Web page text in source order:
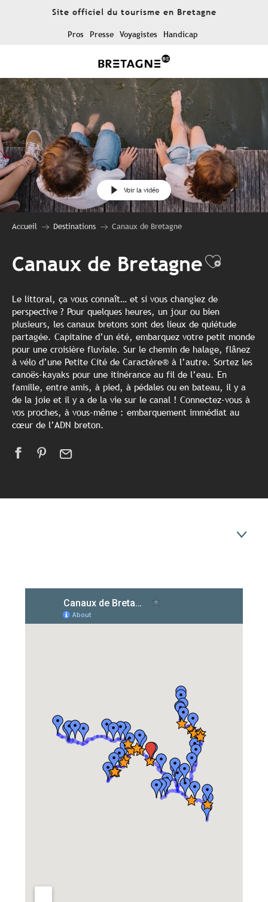
Site officiel du tourisme en Bretagne
Pros Presse Voyagistes Handicap
Voir la vidéo
Accueil Destinations Canaux de Bretagne
Canaux de Bretagne
Le littoral, ça vous connaît… et si vous changiez de
perspective ? Pour quelques heures, un jour ou bien
plusieurs, les canaux bretons sont des lieux de quiétude
partagée. Capitaine d’un été, embarquez votre petit monde
pour une croisière fluviale. Sur le chemin de halage, flânez
à vélo d’une Petite Cité de Caractère® à l’autre. Sortez les
canoës-kayaks pour une itinérance au fil de l’eau. En
famille, entre amis, à pied, à pédales ou en bateau, il y a
de la joie et il y a de la vie sur le canal ! Connectez-vous à
vos proches, à vous-même : embarquement immédiat au
cœur de l’ADN breton.
Préparez votre séjour
Ils ont testé pour vous